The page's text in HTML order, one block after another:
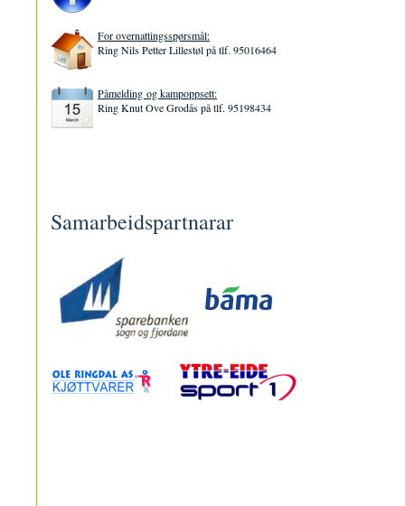
For overnattingsspørsmål:
Ring Nils Petter Lillestøl på tlf. 95016464
Påmelding og kampoppsett:
Ring Knut Ove Grodås på tlf. 95198434
Samarbeidspartnarar